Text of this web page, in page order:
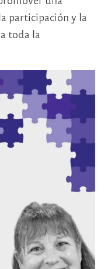
participación y la
toda la